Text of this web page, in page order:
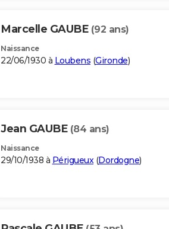
Marcelle GAUBE (92 ans)
Naissance
22/06/1930 à Loubens (Gironde)
Jean GAUBE (84 ans)
Naissance
29/10/1938 à Périgueux(Dordogne)